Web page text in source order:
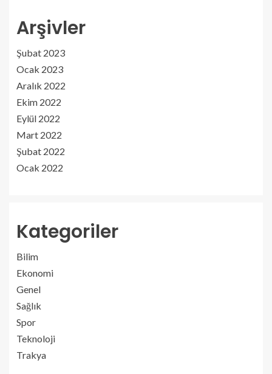
Arşivler
Şubat 2023
Ocak 2023
Aralık 2022
Ekim 2022
Eylül 2022
Mart 2022
Şubat 2022
Ocak 2022
Kategoriler
Bilim
Ekonomi
Genel
Sağlık
Spor
Teknoloji
Trakya